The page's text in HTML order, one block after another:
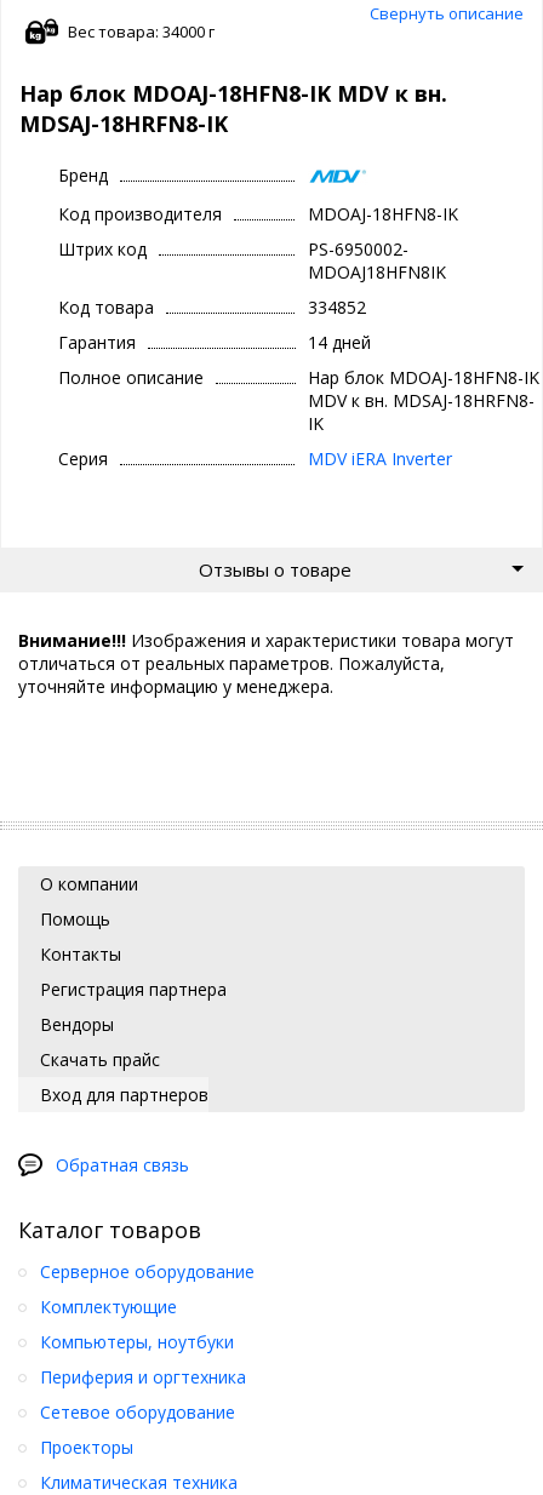
Свернуть описание
Вес товара: 34000 г
Нар блок MDOAJ-18HFN8-IK MDV к вн.
MDSAJ-18HRFN8-IK
Бренд
Код производителя
MDOAJ-18HFN8-IK
Штрих код
PS-6950002-
MDOAJ18HFN8IK
Код товара
334852
Гарантия
14 дней
Полное описание
Нар блок MDOAJ-18HFN8-IK
MDV к вн. MDSAJ-18HRFN8-
IK
Серия
MDV iERA Inverter
Отзывы о товаре
Внимание!!! Изображения и характеристики товара могут
отличаться от реальных параметров. Пожалуйста,
уточняйте информацию у менеджера.
О компании
Помощь
Контакты
Регистрация партнера
Вендоры
Скачать прайс
Вход для партнеров
Обратная связь
Каталог товаров
Серверное оборудование
Комплектующие
Компьютеры, ноутбуки
Периферия и оргтехника
Сетевое оборудование
Проекторы
Климатическая техника